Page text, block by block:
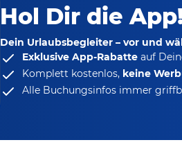
Hol Dir die
Dein Urlaubsbegleiter – vor und
Exklusive App-Rabatte auf
Komplett kostenlos, keine
Alle Buchungsinfos immer